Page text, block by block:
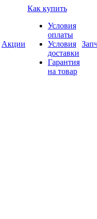
Акции
Как купить
Условия
оплаты
Условия
доставки
Гарантия
на товар